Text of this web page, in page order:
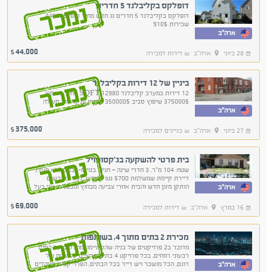
ארה"ב
דופלקס בקליבלנד 5 חדרים
דופלקס בקליבלנד 5 חדרים גג חדש מחיר סופי 44000$
שכירות 910$
נמכר
28 ביוני ארה"ב דירות למכירה 44,000
$
ארה"ב
ביניין של 12 דירות בקליבלנד
12 דירות במערב קליבלנד 12980 SQFT מחיר מבוקש
375000$ שיפוץ סביב 350000$ בניניין ענק, אזור מעולה
נמכר
27 ביוני ארה"ב בניינים למכירה 375,000
$
ארה"ב
בית פרטי להשקעה בג'קסונוויל
שטח: 104 מ"ר. 3 חדרי שינה + חניה. בנוי מ-לבנים (לא מעץ).
דיירת קיימת שמשלמת $700 נטו לחודש. לפני כחודשים
הותקן מזגן חדש והבית אחרי צביעה מבחוץ ומבפנים. אני בעל
נמכר
16 במרץ ארה"ב דירות למכירה 69,000
$
ארה"ב
מכירת 2 בתים מתוך 4, בשותפות
מדובר ב2 פרויקטים של בניה שהסתיימו ומחלקים על בסיס
רבעוני רווחים, בכל פרויקט 4 בתים פרטיים על שטח של
דונם, הכל מושכר ויש דייר בכל הבתים, הפרוייקטים מנוהלים
נמכר